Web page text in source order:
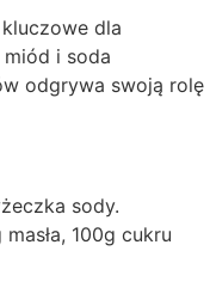
dla
miód i soda
odgrywa swoją rolę
sody.
100g cukru